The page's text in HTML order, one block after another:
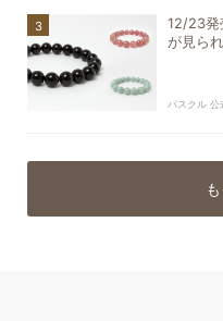
12/23発
が見ら
パスクル 公